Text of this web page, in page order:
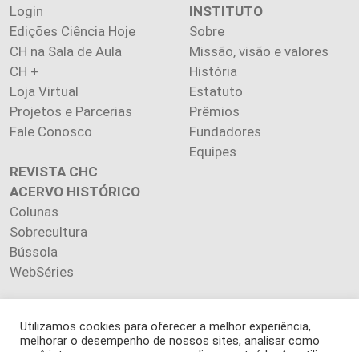
Login
Edições Ciência Hoje
CH na Sala de Aula
CH +
Loja Virtual
Projetos e Parcerias
Fale Conosco
INSTITUTO
Sobre
Missão, visão e valores
História
Estatuto
Prêmios
Fundadores
Equipes
REVISTA CHC
ACERVO HISTÓRICO
Colunas
Sobrecultura
Bússola
WebSéries
Utilizamos cookies para oferecer a melhor experiência,
melhorar o desempenho de nossos sites, analisar como